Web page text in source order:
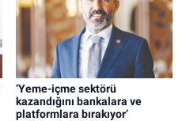
‘Yeme-içme sektörü
kazandığını bankalara ve
platformlara bırakıyor’